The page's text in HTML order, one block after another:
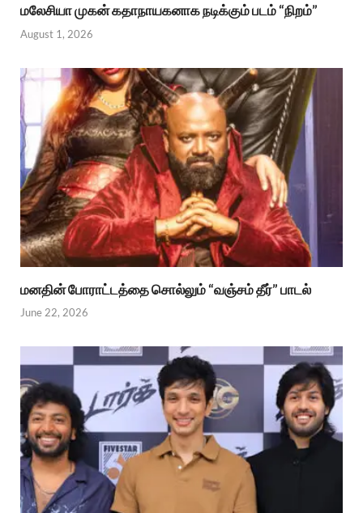
மலேசியா முகன் கதாநாயகனாக நடிக்கும் படம் “நிறம்”
August 1, 2026
மனதின் போராட்டத்தை சொல்லும் “வஞ்சம் தீர்” பாடல்
June 22, 2026